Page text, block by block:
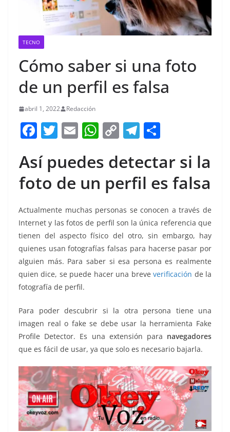
TECNO
Cómo saber si una foto
de un perfil es falsa
abril 1, 2022 Redacción
F
c
e
b
o
o
k
T
itt
er
E
ai
l
W
at
s
A
p
p
C
p
y
Li
n
k
T
e
gr
a
m
ar
e
Así puedes detectar si la
foto de un perfil es falsa
Actualmente muchas personas se conocen a través de
Internet y las fotos de perfil son la única referencia que
tienen del aspecto físico del otro, sin embargo, hay
quienes usan fotografías falsas para hacerse pasar por
alguien más. Para saber si esa persona es realmente
quien dice, se puede hacer una breveverificación de la
fotografía de perfil.
Para poder descubrir si la otra persona tiene una
imagen real o fake se debe usar la herramienta Fake
Profile Detector. Es una extensión para navegadores
que es fácil de usar, ya que solo es necesario bajarla.